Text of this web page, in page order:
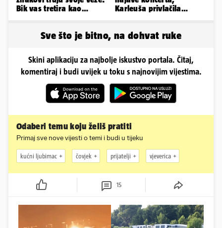
Bik vas tretira kao
Karleuša privlačila
Sve što je bitno, na dohvat ruke
Skini aplikaciju za najbolje iskustvo portala. Čitaj,
komentiraj i budi uvijek u toku s najnovijim vijestima.
Odaberi temu koju želiš pratiti
Primaj sve nove vijesti o temi i budi u tijeku
kućni ljubimac čovjek prijatelji vjeverica
15